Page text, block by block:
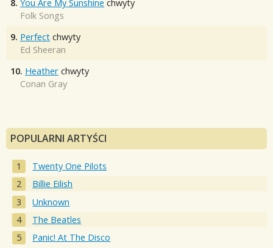
8. You Are My Sunshine chwyty
Folk Songs
9. Perfect chwyty
Ed Sheeran
10. Heather chwyty
Conan Gray
POPULARNI ARTYŚCI
Twenty One Pilots
Billie Eilish
Unknown
The Beatles
Panic! At The Disco